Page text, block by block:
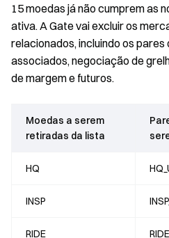
15 moedas já não cumprem as
ativa. A Gate vai excluir os
relacionados, incluindo os
associados, negociação de
de margem e futuros.
Moedas a serem
retiradas da lista
HQ
INSP
RIDE